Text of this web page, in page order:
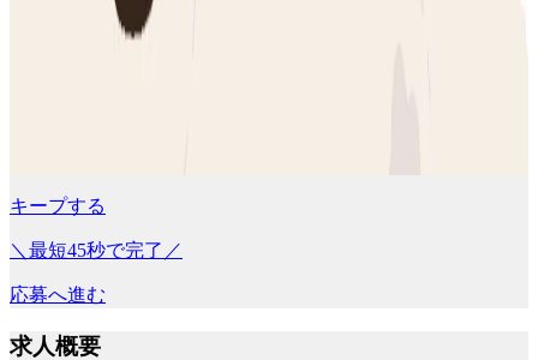
キープする
＼最短45秒で完了／
応募へ進む
求人概要